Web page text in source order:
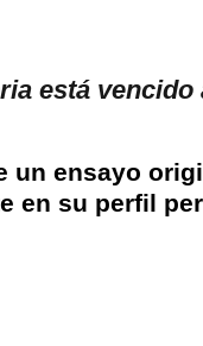
está
un ensayo
en su perfil